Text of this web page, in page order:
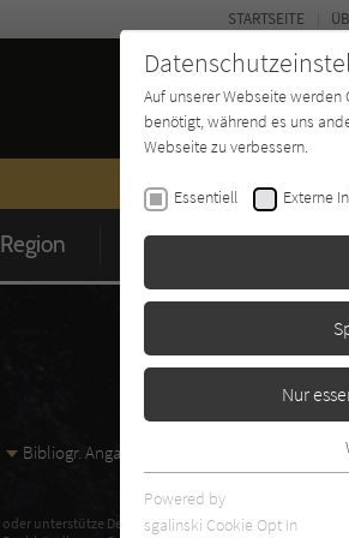
Region Zeit Buchtyp
STARTSEITE
Bibliogr. Angaben
oder unterstütze Deinen
Auf unserer Webseite
benötigt, während es uns
Webseite zu verbessern.
Essentiell Externe
Nur
Essentielle Cookies
benötigt. Dadurch ist
Powered by
sgalinski Cookie Opt In